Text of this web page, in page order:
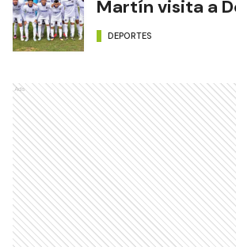
Martín visita a
DEPORTES
Ads